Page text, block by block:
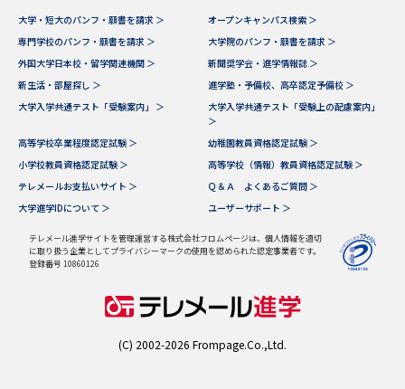
データサイエンス特集 奨学金・特待生制度特集
デジタルパンフレット 進路の３択
新学年スタート号特集ページ
新学年スタート号特集ページ
SELFBRAND特集ページ
オープンキャンパスなどを調べる
オープンキャンパス検索 実施プログラムから探す
来場型・Web型イベント特集 夢ナビライブ
大学・短大のパンフ・願書を請求 ＞
オープンキャンパス検索 ＞
専門学校のパンフ・願書を請求 ＞
大学院のパンフ・願書を請求 ＞
外国大学日本校・留学関連機関 ＞
新聞奨学会・進学情報誌 ＞
新生活・部屋探し ＞
進学塾・予備校、高卒認定予備校 ＞
大学入学共通テスト「受験案内」 ＞
大学入学共通テスト「受験上の配慮案内」
＞
高等学校卒業程度認定試験 ＞
幼稚園教員資格認定試験 ＞
小学校教員資格認定試験 ＞
高等学校（情報）教員資格認定試験 ＞
テレメールお支払いサイト ＞
Ｑ＆Ａ よくあるご質問 ＞
大学進学IDについて ＞
ユーザーサポート ＞
テレメール進学サイトを管理運営する株式会社フロムページは、個人情報を適切
に取り扱う企業としてプライバシーマークの使用を認められた認定事業者です。
登録番号 10860126
(C) 2002-2026 Frompage.Co.,Ltd.